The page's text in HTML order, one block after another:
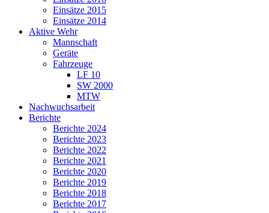
Einsätze 2015
Einsätze 2014
Aktive Wehr
Mannschaft
Geräte
Fahrzeuge
LF 10
SW 2000
MTW
Nachwuchsarbeit
Berichte
Berichte 2024
Berichte 2023
Berichte 2022
Berichte 2021
Berichte 2020
Berichte 2019
Berichte 2018
Berichte 2017